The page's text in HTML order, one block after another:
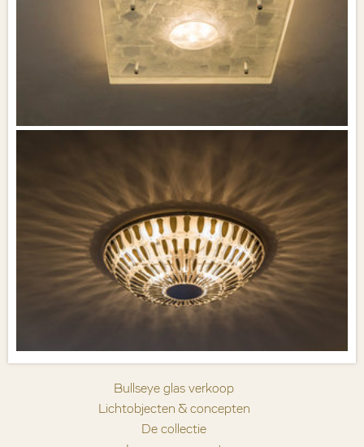
Bullseye glas verkoop
Lichtobjecten & concepten
De collectie